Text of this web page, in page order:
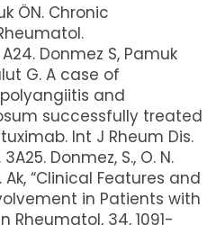
ÖN. Chronic
Donmez S, Pamuk
G. A case of
and
successfully treated
Int J Rheum Dis.
Donmez, S., O. N.
Ak, “Clinical Features and
in Patients with
Rheumatol, 34, 1091-